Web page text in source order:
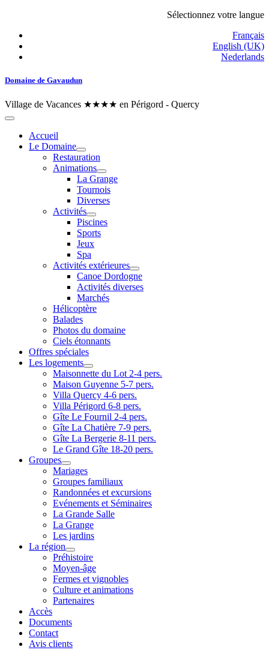
Sélectionnez votre langue
Français
English (UK)
Nederlands
Domaine de Gavaudun
Village de Vacances ★★★★ en Périgord - Quercy
Accueil
Le Domaine
Restauration
Animations
La Grange
Tournois
Diverses
Activités
Piscines
Sports
Jeux
Spa
Activités extérieures
Canoe Dordogne
Activités diverses
Marchés
Hélicoptère
Balades
Photos du domaine
Ciels étonnants
Offres spéciales
Les logements
Maisonnette du Lot 2-4 pers.
Maison Guyenne 5-7 pers.
Villa Quercy 4-6 pers.
Villa Périgord 6-8 pers.
Gîte Le Fournil 2-4 pers.
Gîte La Chatière 7-9 pers.
Gîte La Bergerie 8-11 pers.
Le Grand Gîte 18-20 pers.
Groupes
Mariages
Groupes familiaux
Randonnées et excursions
Evénements et Séminaires
La Grande Salle
La Grange
Les jardins
La région
Préhistoire
Moyen-âge
Fermes et vignobles
Culture et animations
Partenaires
Accès
Documents
Contact
Avis clients